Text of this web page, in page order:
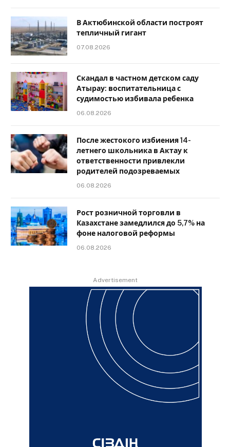
В Актюбинской области построят
тепличный гигант
07.08.2026
Скандал в частном детском саду
Атырау: воспитательница с
судимостью избивала ребенка
06.08.2026
После жестокого избиения 14-
летнего школьника в Актау к
ответственности привлекли
родителей подозреваемых
06.08.2026
Рост розничной торговли в
Казахстане замедлился до 5,7% на
фоне налоговой реформы
06.08.2026
Advertisement